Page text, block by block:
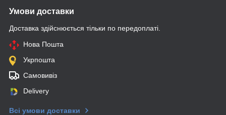
Умови доставки
Доставка здійснюється тільки по передоплаті.
Нова Пошта
Укрпошта
Самовивіз
Delivery
Всі умови доставки